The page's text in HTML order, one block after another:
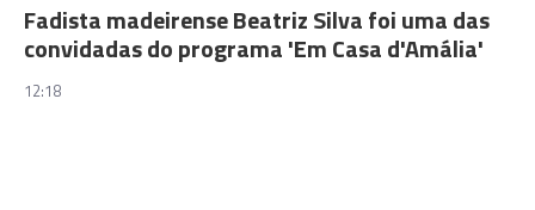
Fadista madeirense Beatriz Silva foi uma das
convidadas do programa 'Em Casa d'Amália'
12:18